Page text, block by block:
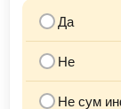
Да
Не
Не сум